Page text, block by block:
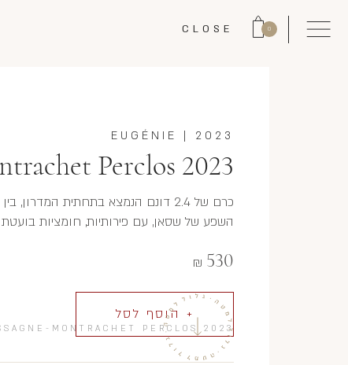
0
CLOSE
MONTRACHET PERCLOS 2023
2023
|
EUGÉNIE
Perclos 2023
כרם של 2.4 דונם הנמצא בתחתית
השפע של שסאן, עם פירותיות, חומציות
530
₪
+ הוסף לסל